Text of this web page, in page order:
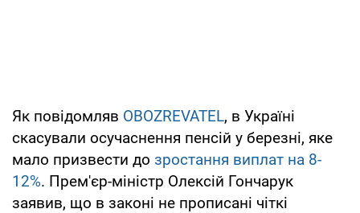
Як повідомляв OBOZREVATEL, в Україні
скасували осучаснення пенсій у березні, яке
мало призвести до зростання виплат на 8-
12%. Прем'єр-міністр Олексій Гончарук
заявив, що в законі не прописані чіткі